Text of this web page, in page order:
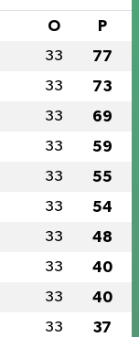
O P
33 77
33 73
33 69
33 59
33 55
33 54
33 48
33 40
33 40
33 37